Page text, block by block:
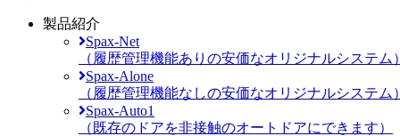
製品紹介
Spax-Net
（履歴管理機能ありの安価なオリジナルシステム）
Spax-Alone
（履歴管理機能なしの安価なオリジナルシステム）
Spax-Auto1
（既存のドアを非接触のオートドアにできます）